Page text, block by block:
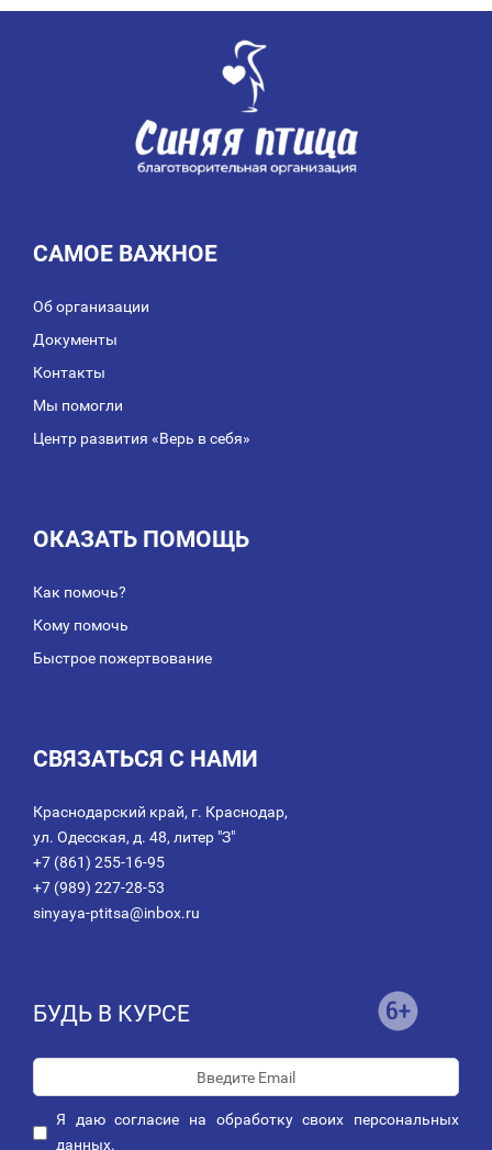
САМОЕ ВАЖНОЕ
Об организации
Документы
Контакты
Мы помогли
Центр развития «Верь в себя»
ОКАЗАТЬ ПОМОЩЬ
Как помочь?
Кому помочь
Быстрое пожертвование
СВЯЗАТЬСЯ С НАМИ
Краснодарский край, г. Краснодар,
ул. Одесская, д. 48, литер "З"
+7 (861) 255-16-95
+7 (989) 227-28-53
sinyaya-ptitsa@inbox.ru
БУДЬ В КУРСЕ
Я даюсогласие на обработку своих персональных
данных.